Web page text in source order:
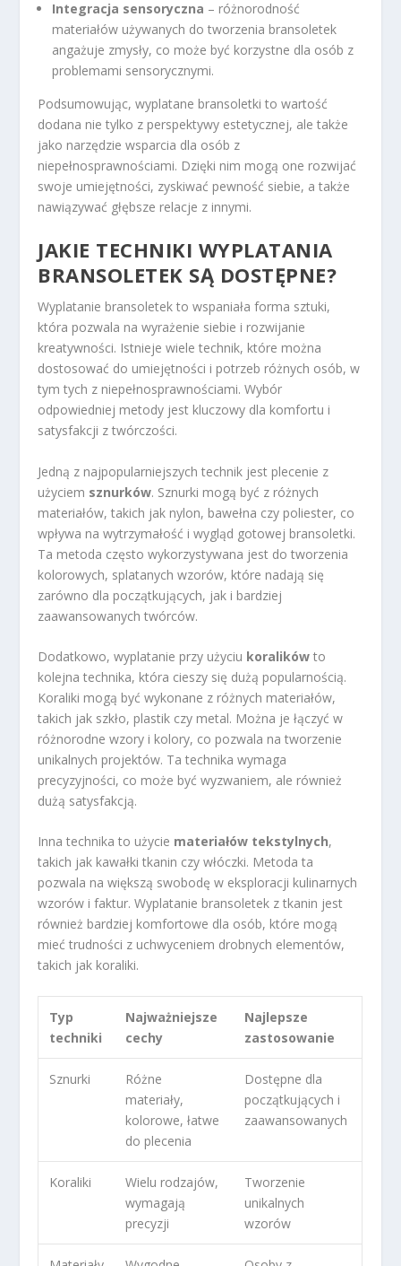
Integracja sensoryczna – różnorodność
materiałów używanych do tworzenia bransoletek
angażuje zmysły, co może być korzystne dla osób z
problemami sensorycznymi.
Podsumowując, wyplatane bransoletki to wartość
dodana nie tylko z perspektywy estetycznej, ale także
jako narzędzie wsparcia dla osób z
niepełnosprawnościami. Dzięki nim mogą one rozwijać
swoje umiejętności, zyskiwać pewność siebie, a także
nawiązywać głębsze relacje z innymi.
JAKIE TECHNIKI WYPLATANIA
BRANSOLETEK SĄ DOSTĘPNE?
Wyplatanie bransoletek to wspaniała forma sztuki,
która pozwala na wyrażenie siebie i rozwijanie
kreatywności. Istnieje wiele technik, które można
dostosować do umiejętności i potrzeb różnych osób, w
tym tych z niepełnosprawnościami. Wybór
odpowiedniej metody jest kluczowy dla komfortu i
satysfakcji z twórczości.
Jedną z najpopularniejszych technik jest plecenie z
użyciem sznurków. Sznurki mogą być z różnych
materiałów, takich jak nylon, bawełna czy poliester, co
wpływa na wytrzymałość i wygląd gotowej bransoletki.
Ta metoda często wykorzystywana jest do tworzenia
kolorowych, splatanych wzorów, które nadają się
zarówno dla początkujących, jak i bardziej
zaawansowanych twórców.
Dodatkowo, wyplatanie przy użyciu koralików to
kolejna technika, która cieszy się dużą popularnością.
Koraliki mogą być wykonane z różnych materiałów,
takich jak szkło, plastik czy metal. Można je łączyć w
różnorodne wzory i kolory, co pozwala na tworzenie
unikalnych projektów. Ta technika wymaga
precyzyjności, co może być wyzwaniem, ale również
dużą satysfakcją.
Inna technika to użycie materiałów tekstylnych,
takich jak kawałki tkanin czy włóczki. Metoda ta
pozwala na większą swobodę w eksploracji kulinarnych
wzorów i faktur. Wyplatanie bransoletek z tkanin jest
również bardziej komfortowe dla osób, które mogą
mieć trudności z uchwyceniem drobnych elementów,
takich jak koraliki.
Typ
techniki
Najważniejsze
cechy
Najlepsze
zastosowanie
Sznurki
Różne
materiały,
kolorowe, łatwe
do plecenia
Dostępne dla
początkujących i
zaawansowanych
Koraliki
Wielu rodzajów,
wymagają
precyzji
Tworzenie
unikalnych
wzorów